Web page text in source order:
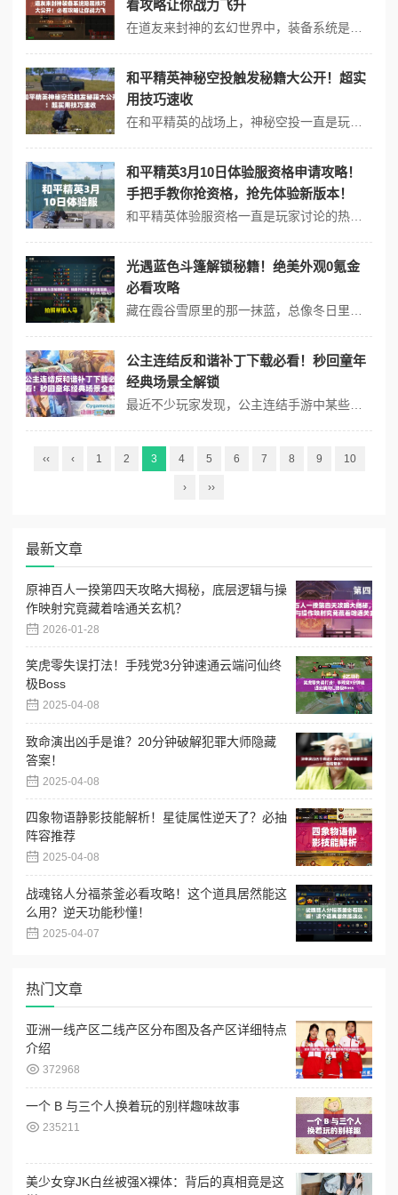
看攻略让你战力飞升
和平精英神秘空投触发秘籍大公开！超实
用技巧速收
和平精英3月10日体验服资格申请攻略！
手把手教你抢资格，抢先体验新版本！
光遇蓝色斗篷解锁秘籍！绝美外观0氪金
必看攻略
公主连结反和谐补丁下载必看！秒回童年
经典场景全解锁
‹‹ ‹ 1 2 3 4 5 6 7 8 9 10
› ››
最新文章
原神百人一揆第四天攻略大揭秘，底层逻辑与操
作映射究竟藏着啥通关玄机？
2026-01-28
笑虎零失误打法！手残党3分钟速通云端问仙终
极Boss
2025-04-08
致命演出凶手是谁？20分钟破解犯罪大师隐藏
答案！
2025-04-08
四象物语静影技能解析！星徒属性逆天了？必抽
阵容推荐
2025-04-08
战魂铭人分福茶釜必看攻略！这个道具居然能这
么用？逆天功能秒懂！
2025-04-07
热门文章
亚洲一线产区二线产区分布图及各产区详细特点
介绍
372968
一个 B 与三个人换着玩的别样趣味故事
235211
美少女穿JK白丝被强X裸体：背后的真相竟是这